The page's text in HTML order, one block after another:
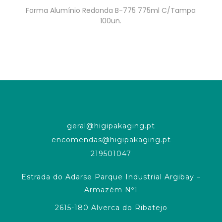
Forma Alumínio Redonda B-775 775ml C/Tampa
100un.
geral@higipakaging.pt
encomendas@higipakaging.pt
219501047
Estrada do Adarse Parque Industrial Argibay –
Armazém Nº1
2615-180 Alverca do Ribatejo